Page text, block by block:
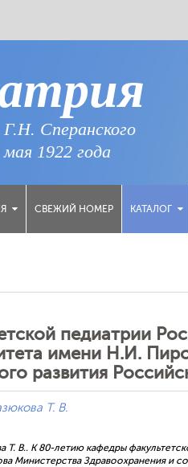
Сперанского
1922 года
СВЕЖИЙ НОМЕР КАТАЛОГ
педиатрии
имени Н.И.
развития
Т. В.
Т. В.. К 80-летию кафедры
Министерства Здравоохранения и